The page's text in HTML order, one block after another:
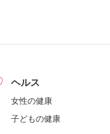
ヘルス
女性の健康
子どもの健康